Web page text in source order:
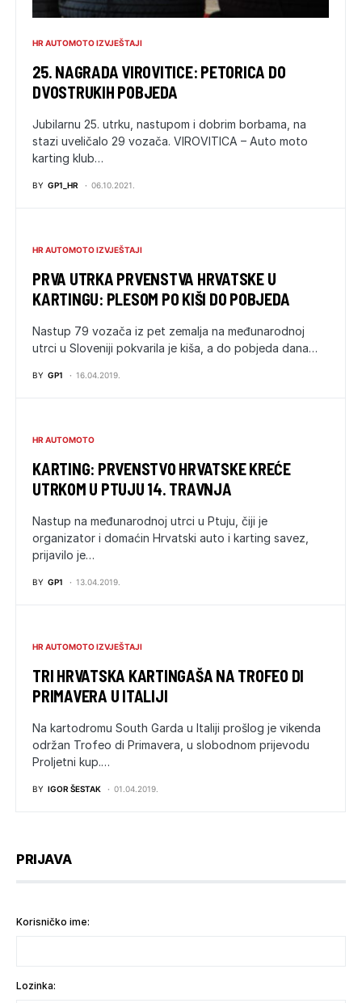
HR AUTOMOTO IZVJEŠTAJI
25. NAGRADA VIROVITICE: PETORICA DO
DVOSTRUKIH POBJEDA
Jubilarnu 25. utrku, nastupom i dobrim borbama, na
stazi uveličalo 29 vozača. VIROVITICA – Auto moto
karting klub…
BY GP1_HR 06.10.2021.
HR AUTOMOTO IZVJEŠTAJI
PRVA UTRKA PRVENSTVA HRVATSKE U
KARTINGU: PLESOM PO KIŠI DO POBJEDA
Nastup 79 vozača iz pet zemalja na međunarodnoj
utrci u Sloveniji pokvarila je kiša, a do pobjeda dana…
BY GP1 16.04.2019.
HR AUTOMOTO
KARTING: PRVENSTVO HRVATSKE KREĆE
UTRKOM U PTUJU 14. TRAVNJA
Nastup na međunarodnoj utrci u Ptuju, čiji je
organizator i domaćin Hrvatski auto i karting savez,
prijavilo je…
BY GP1 13.04.2019.
HR AUTOMOTO IZVJEŠTAJI
TRI HRVATSKA KARTINGAŠA NA TROFEO DI
PRIMAVERA U ITALIJI
Na kartodromu South Garda u Italiji prošlog je vikenda
održan Trofeo di Primavera, u slobodnom prijevodu
Proljetni kup.…
BY IGOR ŠESTAK 01.04.2019.
PRIJAVA
Korisničko ime:
Lozinka: